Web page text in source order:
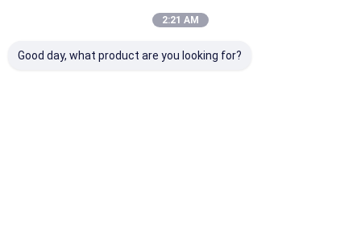
2:21 AM
Good day, what product are you looking for?